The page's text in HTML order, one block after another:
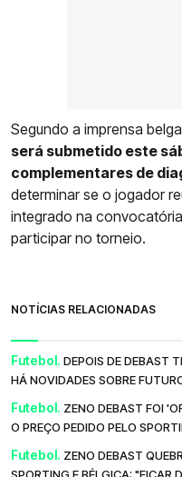
Segundo a imprensa
será submetido este
complementares de
determinar se o jogador
integrado na
participar no torneio.
NOTÍCIAS RELACIONADAS
Futebol. DEPOIS DE DEBAST
HÁ NOVIDADES SOBRE
Futebol. ZENO DEBAST FOI
O PREÇO PEDIDO PELO
Futebol. ZENO DEBAST